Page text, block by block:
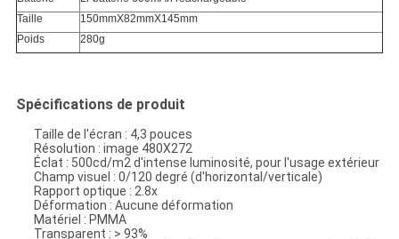
Taille
150mmX82mmX145mm
Poids
280g
Spécifications de produit
Taille de l'écran : 4,3 pouces
Résolution : image 480X272
Éclat : 500cd/m2 d'intense luminosité, pour l'usage extérieur
Champ visuel : 0/120 degré (d'horizontal/verticale)
Rapport optique : 2.8x
Déformation : Aucune déformation
Matériel : PMMA
Transparent : > 93%